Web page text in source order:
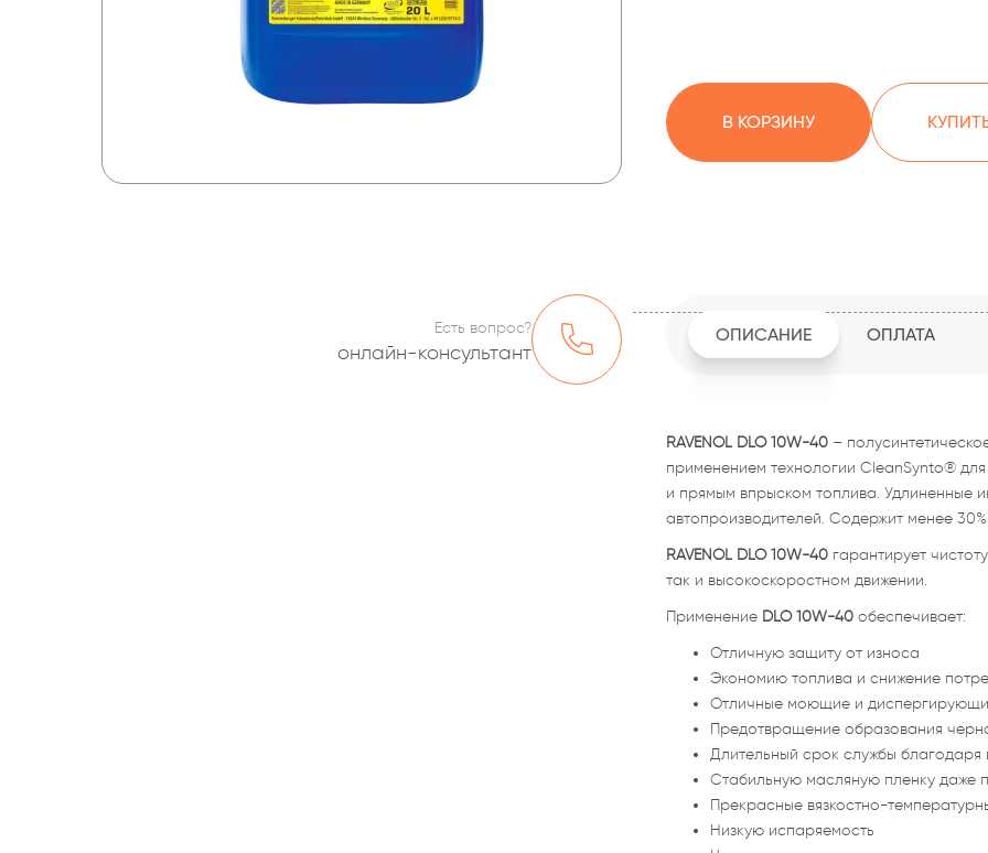
В КОРЗИНУ
Есть вопрос?
онлайн-консультант
ОПИСАНИЕ ОПЛАТА
RAVENOL DLO 10W-40–
применением технологии CleanSynto®
и прямым впрыском топлива. Удлиненные
автопроизводителей. Содержит менее 30%
RAVENOL DLO 10W-40гарантирует
так и высокоскоростном движении.
Применение DLO 10W-40обеспечивает:
Отличную защиту от износа
Экономию топлива и снижение
Отличные моющие и
Предотвращение образования
Длительный срок службы
Стабильную масляную пленку даже
Прекрасные вязкостно-
Низкую испаряемость